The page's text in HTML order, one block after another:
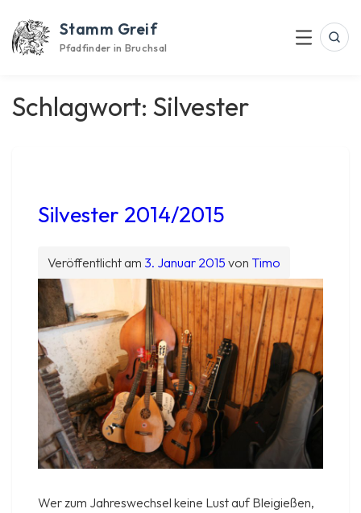
content
Stamm Greif
Pfadfinder in Bruchsal Menu
Schlagwort: Silvester
Silvester 2014/2015
Veröffentlicht am 3. Januar 2015 von Timo
Wer zum Jahreswechsel keine Lust auf Bleigießen,